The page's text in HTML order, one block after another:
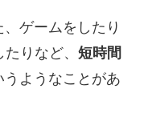
ゲームをしたり
りなど、 短時間
うようなことがあ